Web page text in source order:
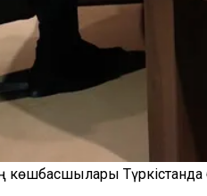
көшбасшылары